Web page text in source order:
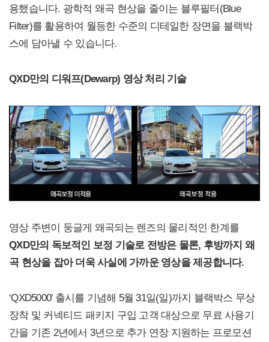
용했습니다. 광학적 왜곡 현상을 줄이는 블루필터(Blue
Filter)를 활용하여 월등한 수준의 디테일한 장면을 블랙박
스에 담아낼 수 있습니다.
QXD만의 디워프(Dewarp) 영상 처리 기술
영상 주변이 둥글게 왜곡되는 렌즈의 물리적인 한계를
QXD만의 독보적인 보정 기술로 전방은 물론, 후방까지 왜
곡 현상을 잡아 더욱 사실에 가까운 영상을 제공합니다.
‘QXD5000’ 출시를 기념해 5월 31일(일)까지 블랙박스 무상
장착 및 커넥티드 패키지 구입 고객 대상으로 무료 사용기
간을 기존 2년에서 3년으로 추가 연장 지원하는 프로모션